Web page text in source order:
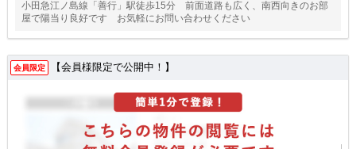
小田急江ノ島線「善行」駅徒歩15分 前面道路も広く、南西向きのお部
屋で陽当り良好です お気軽にお問い合わせください
会員限定 【会員様限定で公開中！】